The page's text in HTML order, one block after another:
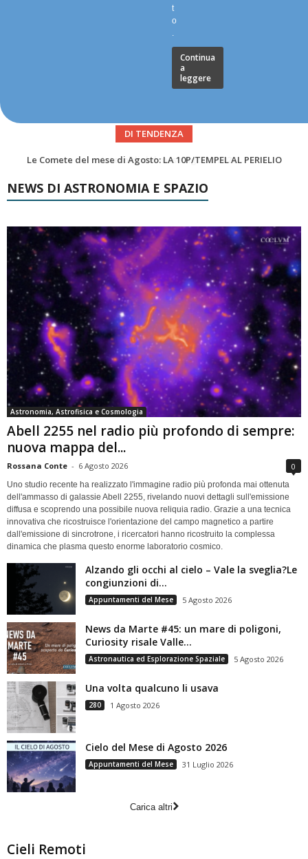
t
o
.
Continua
a
leggere
DI TENDENZA
Asteroidi del mese Agosto 2026
NEWS DI ASTRONOMIA E SPAZIO
Astronomia, Astrofisica e Cosmologia
Abell 2255 nel radio più profondo di sempre:
nuova mappa del...
Rossana Conte - 6 Agosto 2026 0
Uno studio recente ha realizzato l'immagine radio più profonda mai ottenuta
dell'ammasso di galassie Abell 2255, rivelando nuovi dettagli sull'emissione
diffusa e scoprendo una possibile nuova reliquia radio. Grazie a una tecnica
innovativa che ricostruisce l'orientazione del campo magnetico a partire
dall'emissione di sincrotrone, i ricercatori hanno ricostruito la complessa
dinamica che plasma questo enorme laboratorio cosmico.
Alzando gli occhi al cielo – Vale la sveglia?Le
congiunzioni di...
Appuntamenti del Mese 5 Agosto 2026
News da Marte #45: un mare di poligoni,
Curiosity risale Valle...
Astronautica ed Esplorazione Spaziale 5 Agosto 2026
Una volta qualcuno li usava
280 1 Agosto 2026
Cielo del Mese di Agosto 2026
Appuntamenti del Mese 31 Luglio 2026
Carica altri
Cieli Remoti